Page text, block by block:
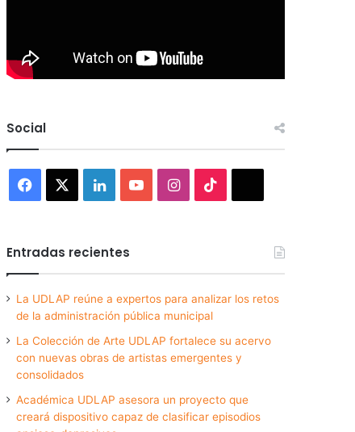
Social
Facebook LinkedInYouTubeInstagram
Entradas recientes
La UDLAP reúne a expertos para analizar los retos
de la administración pública municipal
La Colección de Arte UDLAP fortalece su acervo
con nuevas obras de artistas emergentes y
consolidados
Académica UDLAP asesora un proyecto que
creará dispositivo capaz de clasificar episodios